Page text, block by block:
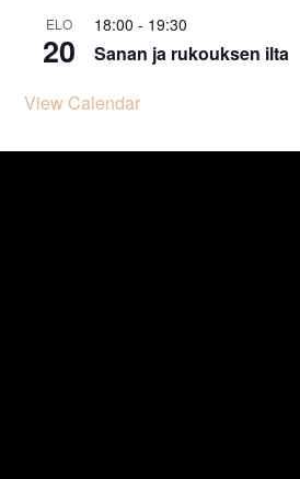
ELO
20
18:00 - 19:30
Sanan ja rukouksen ilta
View Calendar